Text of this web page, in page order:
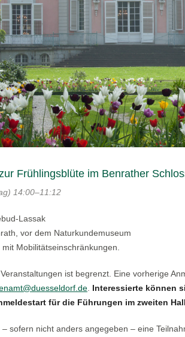
Frühlingsblüte im Benrather
14:00–11:12
Lassak
vor dem Naturkundemuseum
Mobilitätseinschränkungen.
ist begrenzt. Eine vorherige
Interessierte können
für die Führungen im zweiten
sofern nicht anders angegeben – eine